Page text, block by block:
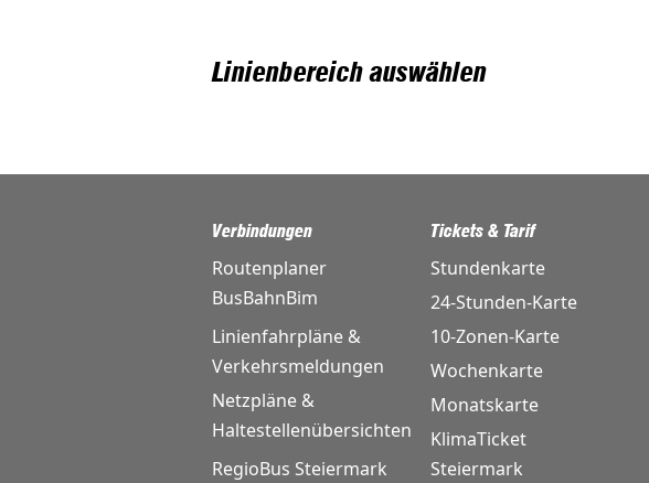
Linienbereich auswählen
Verbindungen
Routenplaner
BusBahnBim
Linienfahrpläne &
Verkehrsmeldungen
Netzpläne &
Haltestellenübersichten
RegioBus Steiermark
Tickets & Tarif
Stundenkarte
24-Stunden-Karte
10-Zonen-Karte
Wochenkarte
Monatskarte
KlimaTicket
Steiermark